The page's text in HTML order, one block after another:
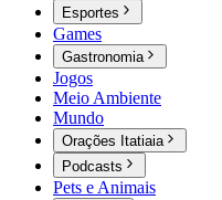
Esportes
Games
Gastronomia
Jogos
Meio Ambiente
Mundo
Orações Itatiaia
Podcasts
Pets e Animais